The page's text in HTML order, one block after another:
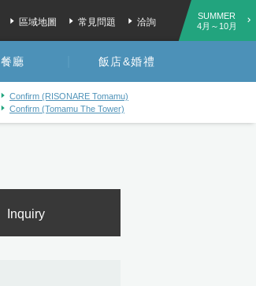
SUMMER
4月～10月
區域地圖 常見問題 洽詢
餐廳 飯店&婚禮
Confirm (RISONARE Tomamu)
Confirm (Tomamu The Tower)
Inquiry